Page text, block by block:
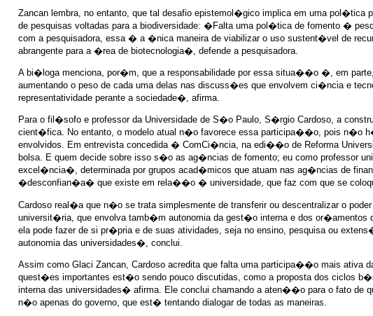
Zancan lembra, no entanto, que tal desafio epistemol�gico implica em uma
de pesquisas voltadas para a biodiversidade: �Falta uma pol�tica de fomento �
com a pesquisadora, essa � a �nica maneira de viabilizar o uso sustent�vel de
abrangente para a �rea de biotecnologia�, defende a pesquisadora.
A bi�loga menciona, por�m, que a responsabilidade por essa situa��o �, em
aumentando o peso de cada uma delas nas discuss�es que envolvem ci�ncia e
representatividade perante a sociedade�, afirma.
Para o fil�sofo e professor da Universidade de S�o Paulo, S�rgio Cardoso, a
cient�fica. No entanto, o modelo atual n�o favorece essa participa��o, pois n�o
envolvidos. Em entrevista concedida � ComCi�ncia, na edi��o de Reforma
bolsa. E quem decide sobre isso s�o as ag�ncias de fomento; eu como professor
excel�ncia�, determinada por grupos acad�micos que atuam nas ag�ncias de
�desconfian�a� que existe em rela��o � universidade, que faz com que se
Cardoso real�a que n�o se trata simplesmente de transferir ou descentralizar o
universit�ria, que envolva tamb�m autonomia da gest�o interna e dos
ela pode fazer de si pr�pria e de suas atividades, seja no ensino, pesquisa ou
autonomia das universidades�, conclui.
Assim como Glaci Zancan, Cardoso acredita que falta uma participa��o mais
quest�es importantes est�o sendo pouco discutidas, como a proposta dos ciclos
interna das universidades� afirma. Ele conclui chamando a aten��o para o fato de
n�o apenas do governo, que est� tentando dialogar de todas as maneiras.